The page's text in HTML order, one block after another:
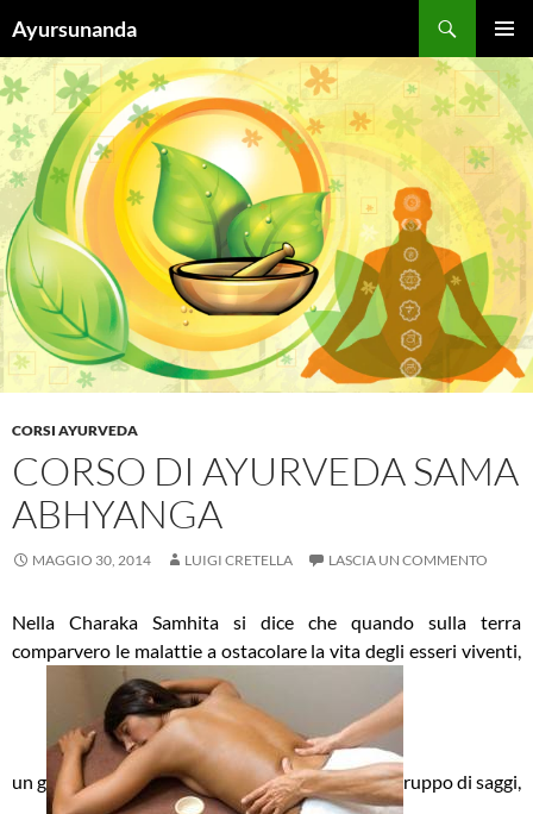
al
contenuto
Ayursunanda
CORSI AYURVEDA
CORSO DI AYURVEDA SAMA
ABHYANGA
MAGGIO 30, 2014 LUIGI CRETELLA LASCIA UN COMMENTO
Nella Charaka Samhita si dice che quando sulla terra
comparvero le malattie a ostacolare la vita degli esseri viventi,
un g ruppo di saggi,